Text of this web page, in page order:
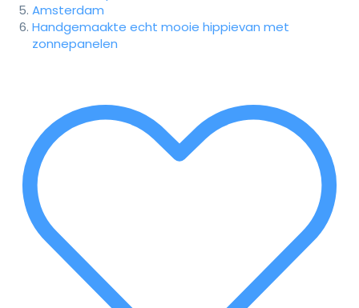
Amsterdam
Handgemaakte echt mooie hippievan met
zonnepanelen